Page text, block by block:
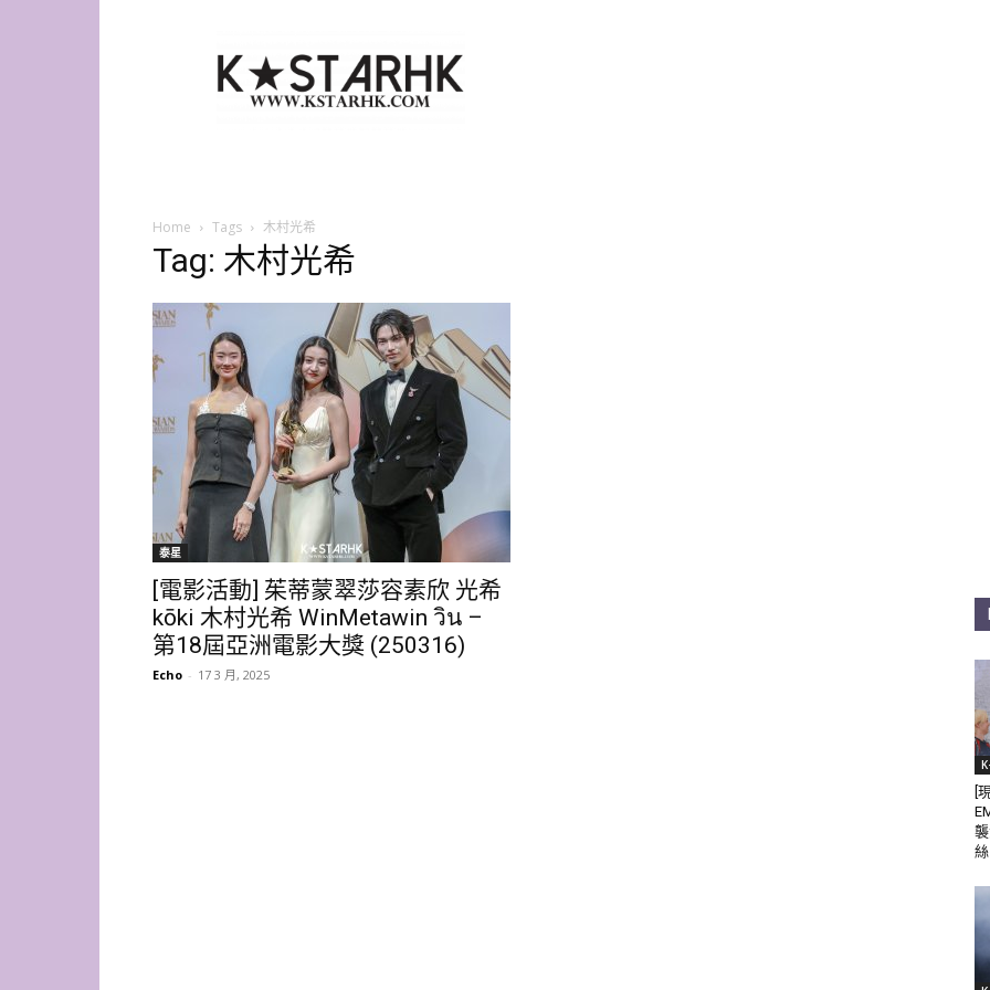
Star
HK
Home Tags 木村光希
Tag: 木村光希
泰星
[電影活動] 茱蒂蒙翠莎容素欣 光希
kōki 木村光希 WinMetawin วิน –
第18屆亞洲電影大獎 (250316)
Echo - 17 3 月, 2025
[